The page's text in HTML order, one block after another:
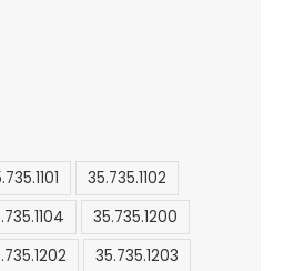
35.735.1102
35.735.1200
35.735.1203